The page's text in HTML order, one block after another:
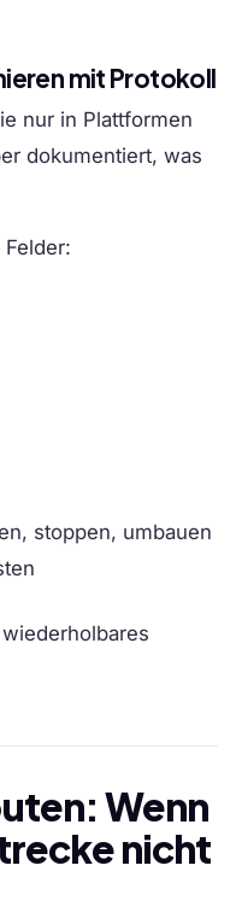
mit Protokoll
nur in Plattformen
dokumentiert, was
stoppen, umbauen
Wenn
nicht